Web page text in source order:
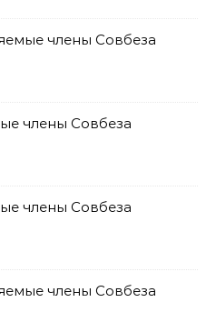
члены Совбеза
члены Совбеза
члены Совбеза
члены Совбеза